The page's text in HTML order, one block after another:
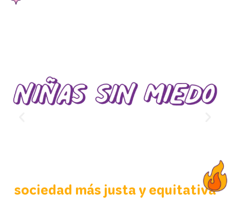
sociedad más justa y equitativa